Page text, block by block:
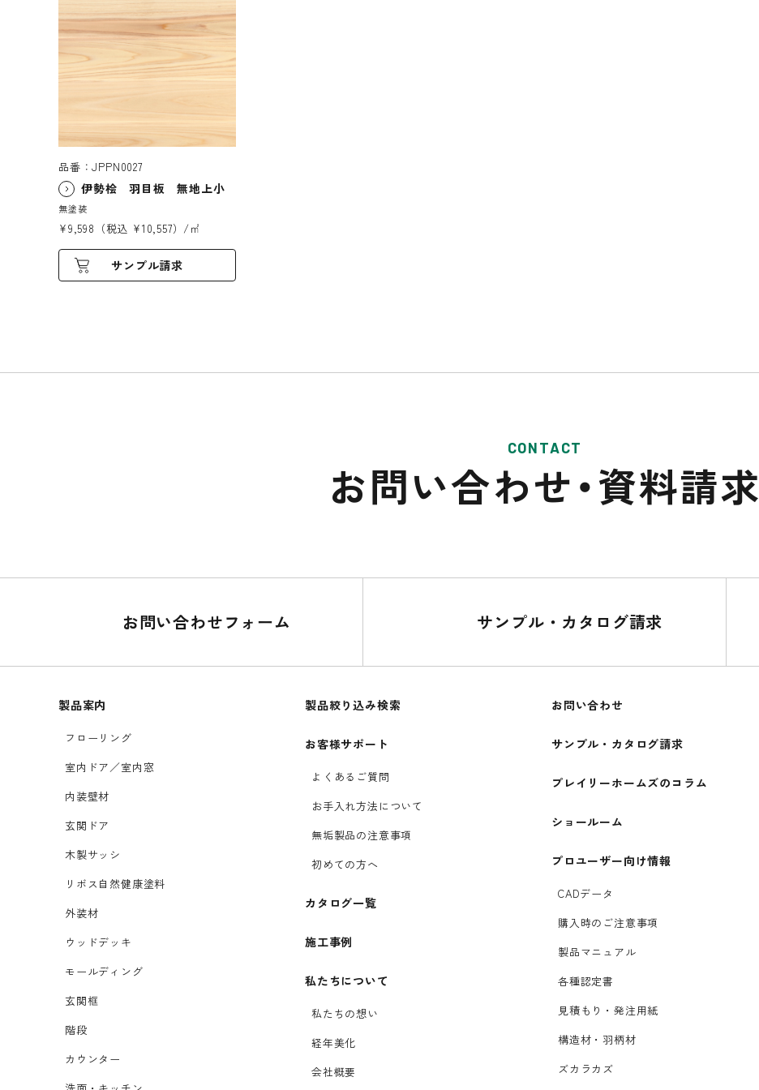
品番：JPPN0027
伊勢桧 羽目板 無地上小
無塗装
¥9,598（税込 ¥10,557）/㎡
サンプル請求
CONTACT
お問い合わせ・資料請求
お問い合わせフォーム サンプル・カタログ請求
製品案内
フローリング
室内ドア／室内窓
内装壁材
玄関ドア
木製サッシ
リボス自然健康塗料
外装材
ウッドデッキ
モールディング
玄関框
階段
カウンター
製品絞り込み検索
お客様サポート
よくあるご質問
お手入れ方法について
無垢製品の注意事項
初めての方へ
カタログ一覧
施工事例
私たちについて
私たちの想い
経年美化
会社概要
お問い合わせ
サンプル・カタログ請求
プレイリーホームズのコラム
ショールーム
プロユーザー向け情報
CADデータ
購入時のご注意事項
製品マニュアル
各種認定書
見積もり・発注用紙
構造材・羽柄材
ズカラカズ